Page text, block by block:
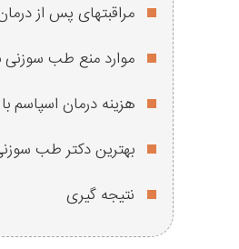
مراقبتهای پس از
موارد منع طب سوزنی
هزینه درمان اسپاسم
بهترین دکتر طب
نتیجه گیری